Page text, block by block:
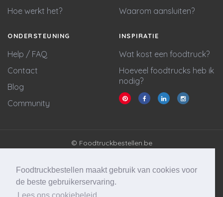
Foodtruckbestellen maakt gebruik van cookies voor
de beste gebruikerservaring.
Hoe werkt het?
Waarom aansluiten?
ONDERSTEUNING
Help / FAQ
Contact
Blog
Community
INSPIRATIE
Wat kost een foodtruck?
Hoeveel foodtrucks heb ik
nodig?
© Foodtruckbestellen.be
Cookie statement